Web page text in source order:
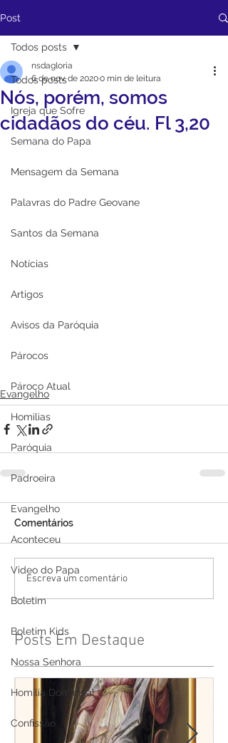
Post
Todos posts
Igreja que Sofre
Semana do Papa
Mensagem da Semana
Palavras do Padre Geovane
Santos da Semana
Notícias
Artigos
Avisos da Paróquia
Párocos
Pároco Atual
Homilias
Paróquia
Padroeira
Evangelho
Aconteceu
Video do Papa
Boletim
Boletim Kids
Nossa Senhora
Homilia Dominical
Confissão
Todos posts
Nós, porém, somos
cidadãos do céu. Fl 3,20
nsdagloria
6 de nov. de 20200 min de leitura
Evangelho
Comentários
Escreva um comentário
Posts Em Destaque